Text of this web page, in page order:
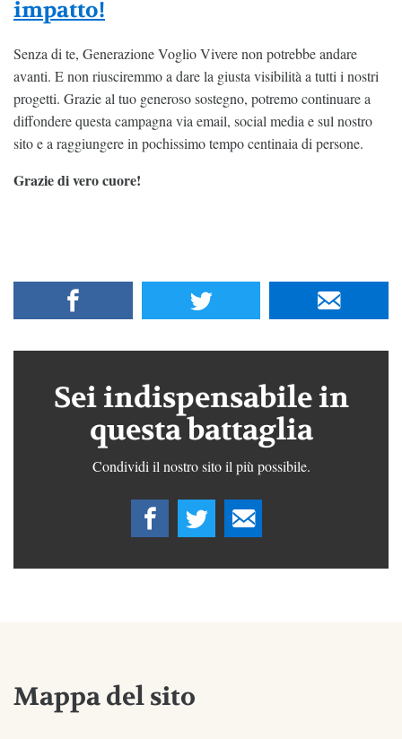
impatto!
Senza di te, Generazione Voglio Vivere non potrebbe andare
avanti. E non riusciremmo a dare la giusta visibilità a tutti i nostri
progetti. Grazie al tuo generoso sostegno, potremo continuare a
diffondere questa campagna via email, social media e sul nostro
sito e a raggiungere in pochissimo tempo centinaia di persone.
Grazie di vero cuore!
Sei indispensabile in
questa battaglia
Condividi il nostro sito il più possibile.
Mappa del sito